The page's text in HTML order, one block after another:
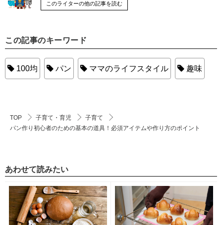
このライターの他の記事を読む
この記事のキーワード
100均 パン ママのライフスタイル 趣味
TOP 子育て・育児
子育て
パン作り初心者のための基本の道具！必須アイテムや作り方のポイント
あわせて読みたい